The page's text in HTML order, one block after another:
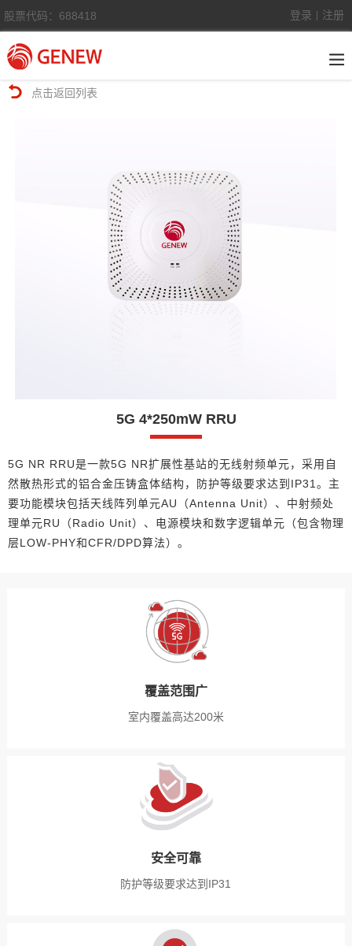
股票代码：688418 登录 注册
点击返回列表
5G 4*250mW RRU
5G NR RRU是一款5G NR扩展性基站的无线射频单元，采用自
然散热形式的铝合金压铸盒体结构，防护等级要求达到IP31。主
要功能模块包括天线阵列单元AU（Antenna Unit）、中射频处
理单元RU（Radio Unit）、电源模块和数字逻辑单元（包含物理
层LOW-PHY和CFR/DPD算法）。
覆盖范围广
室内覆盖高达200米
安全可靠
防护等级要求达到IP31